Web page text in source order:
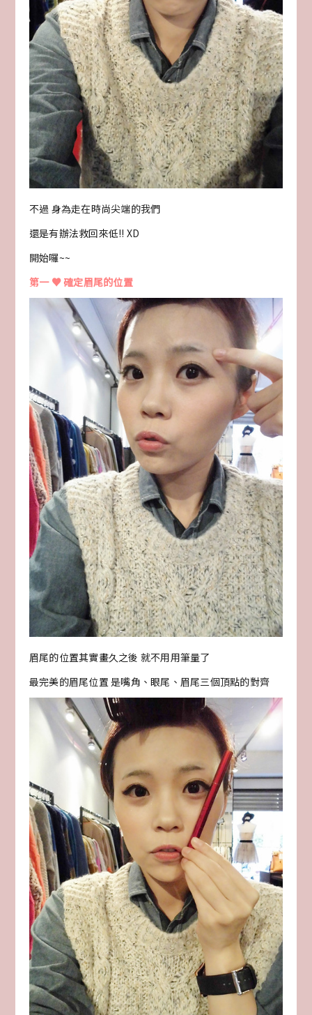
不過 身為走在時尚尖端的我們
還是有辦法救回來低!! XD
開始囉~~
第一 ♥ 確定眉尾的位置
眉尾的位置其實畫久之後 就不用用筆量了
最完美的眉尾位置 是嘴角、眼尾、眉尾三個頂點的對齊